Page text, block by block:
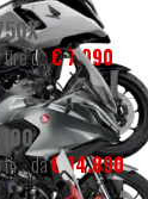
da€ 7.990
da€ 14.890